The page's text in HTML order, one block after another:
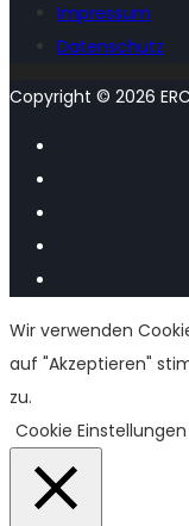
Impressum
Datenschutz
Copyright © 2026
Wir verwenden
auf "Akzeptieren"
zu.
Cookie Einstellungen